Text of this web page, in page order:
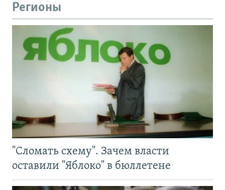
Регионы
"Сломать схему". Зачем власти
оставили "Яблоко" в бюллетене